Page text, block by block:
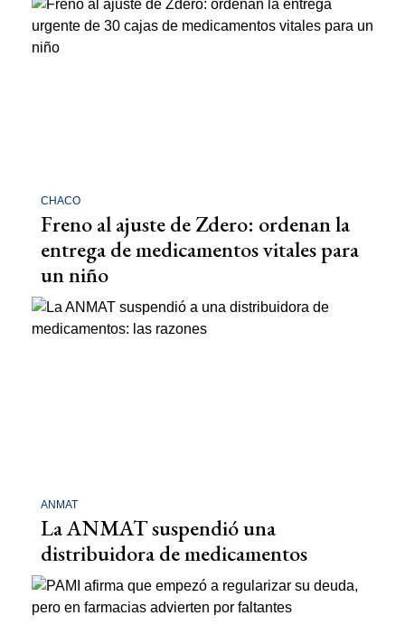
CHACO
Freno al ajuste de Zdero: ordenan la
entrega de medicamentos vitales para
un niño
ANMAT
La ANMAT suspendió una
distribuidora de medicamentos